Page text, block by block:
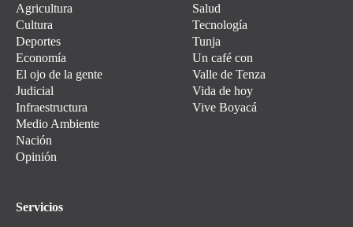
Agricultura
Cultura
Deportes
Economía
El ojo de la gente
Judicial
Infraestructura
Medio Ambiente
Nación
Opinión
Salud
Tecnología
Tunja
Un café con
Valle de Tenza
Vida de hoy
Vive Boyacá
Servicios